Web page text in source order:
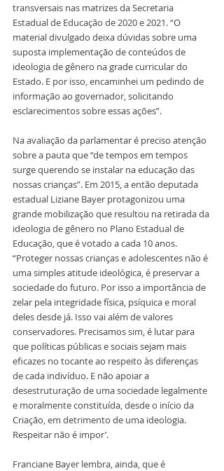
transversais nas matrizes da Secretaria
Estadual de Educação de 2020 e 2021. “O
material divulgado deixa dúvidas sobre uma
suposta implementação de conteúdos de
ideologia de gênero na grade curricular do
Estado. E por isso, encaminhei um pedindo de
informação ao governador, solicitando
esclarecimentos sobre essas ações”.
Na avaliação da parlamentar é preciso atenção
sobre a pauta que “de tempos em tempos
surge querendo se instalar na educação das
nossas crianças”. Em 2015, a então deputada
estadual Liziane Bayer protagonizou uma
grande mobilização que resultou na retirada da
ideologia de gênero no Plano Estadual de
Educação, que é votado a cada 10 anos.
“Proteger nossas crianças e adolescentes não é
uma simples atitude ideológica, é preservar a
sociedade do futuro. Por isso a importância de
zelar pela integridade física, psíquica e moral
deles desde já. Isso vai além de valores
conservadores. Precisamos sim, é lutar para
que políticas públicas e sociais sejam mais
eficazes no tocante ao respeito às diferenças
de cada indivíduo. E não apoiar a
desestruturação de uma sociedade legalmente
e moralmente constituída, desde o início da
Criação, em detrimento de uma ideologia.
Respeitar não é impor’.
Franciane Bayer lembra, ainda, que é